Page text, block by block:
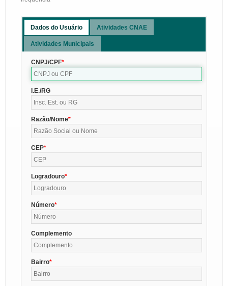
Dados do Usuário Atividades CNAE
Atividades Municipais
CNPJ/CPF
I.E./RG
Razão/Nome
CEP
Logradouro
Número
Complemento
Bairro